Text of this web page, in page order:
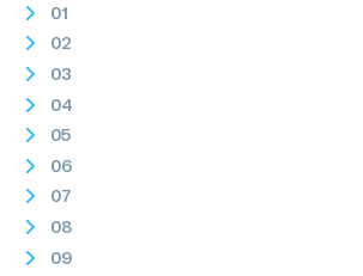
01
02
03
04
05
06
07
08
09